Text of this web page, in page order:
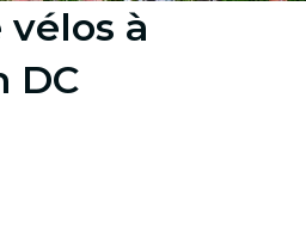
à
DC